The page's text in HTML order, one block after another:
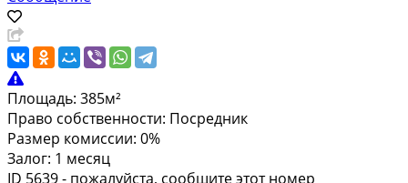
Площадь: 385м²
Право собственности: Посредник
Размер комиссии: 0%
Залог: 1 месяц
ID 5639 - пожалуйста, сообщите этот номер